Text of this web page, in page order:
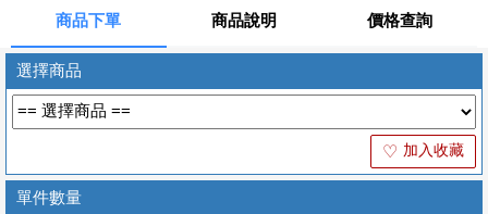
商品下單 商品說明 價格查詢
選擇商品
♡ 加入收藏
單件數量